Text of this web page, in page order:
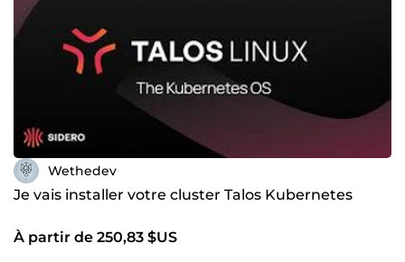
Wethedev
Je vais installer votre cluster Talos Kubernetes
À partir de 250,83 $US